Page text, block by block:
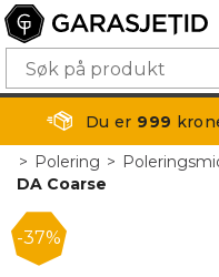
Du er 999
> Polering>
DA Coarse
37%